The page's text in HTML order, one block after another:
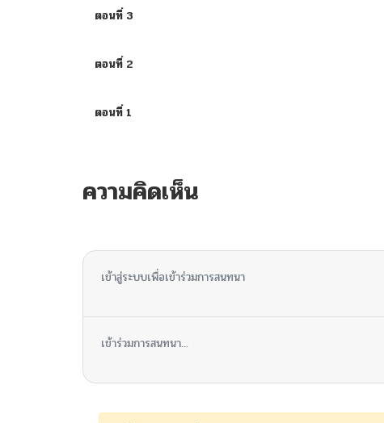
ตอนที่ 3
ตอนที่ 2
ตอนที่ 1
ความคิดเห็น
เข้าสู่ระบบเพื่อเข้าร่วมการสนทนา
เข้าร่วมการสนทนา...